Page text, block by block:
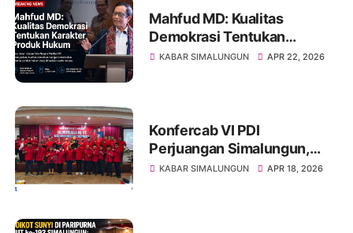
Mahfud MD: Kualitas
Demokrasi Tentukan
Karakter Produk Hukum
KABAR SIMALUNGUN APR 22, 2026
Konfercab VI PDI
Perjuangan Simalungun,
Konsolidasi Kekuatan Partai
KABAR SIMALUNGUN APR 18, 2026